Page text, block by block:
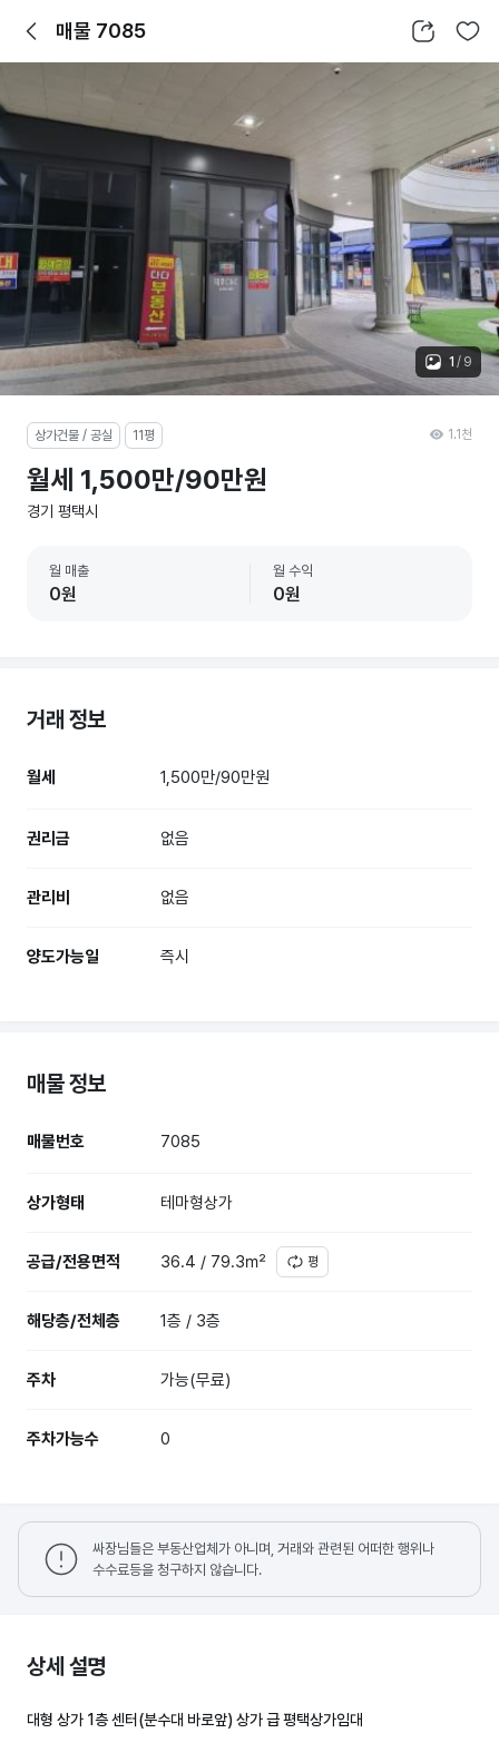
뒤로가기매물 7085 공유하기 찜하기
1 / 9
상가건물 / 공실 11평
월세 1,500만/90만원
경기 평택시
월 매출
0원
월 수익
0원
1.1천
거래 정보
월세 1,500만/90만원
권리금 없음
관리비 없음
양도가능일 즉시
매물 정보
매물번호 7085
상가형태 테마형상가
공급/전용면적 36.4 / 79.3㎡ 평
해당층/전체층 1층 / 3층
주차 가능(무료)
주차가능수 0
싸장님들은 부동산업체가 아니며, 거래와 관련된 어떠한 행위나
수수료등을 청구하지 않습니다.
상세 설명
대형 상가 1층 센터(분수대 바로앞) 상가 급 평택상가임대